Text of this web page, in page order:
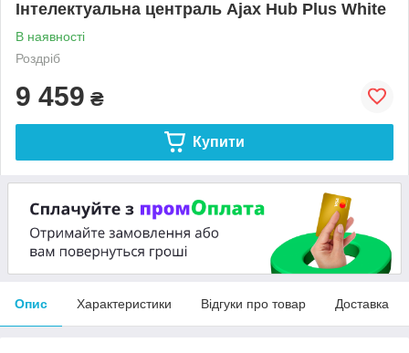
Інтелектуальна централь Ajax Hub Plus White
В наявності
Роздріб
9 459 ₴
Купити
Опис Характеристики Відгуки про товар Доставка